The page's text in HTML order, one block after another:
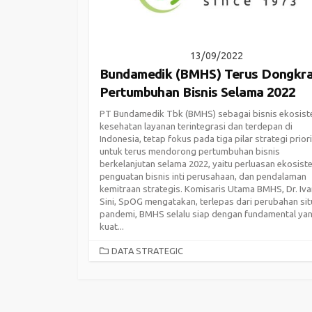
13/09/2022
Bundamedik (BMHS) Terus
Pertumbuhan Bisnis Selama 2022
PT Bundamedik Tbk (BMHS) sebagai bisnis
kesehatan layanan terintegrasi dan terdepan di
Indonesia, tetap fokus pada tiga pilar strategi
untuk terus mendorong pertumbuhan bisnis
berkelanjutan selama 2022, yaitu perluasan
penguatan bisnis inti perusahaan, dan pendalaman
kemitraan strategis. Komisaris Utama BMHS, Dr.
Sini, SpOG mengatakan, terlepas dari perubahan
pandemi, BMHS selalu siap dengan fundamental
kuat...
CATEGORIES
DATA STRATEGIC